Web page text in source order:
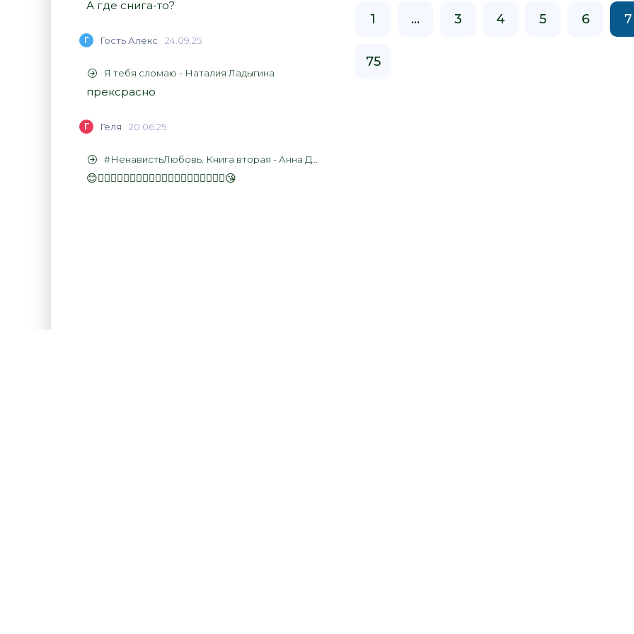
А где снига-то?
Г Гость Алекс 24.09.25
Я тебя сломаю - Наталия Ладыгина
прексрасно
Г Геля 20.06.25
#НенавистьЛюбовь. Книга вторая - Анна Джейн
😊👍🏻👍🏻👍🏻👍🏻👍🏻👍🏻👍🏻👍🏻👍🏻👍🏻😘
1 ... 3 4 5 6 7
75